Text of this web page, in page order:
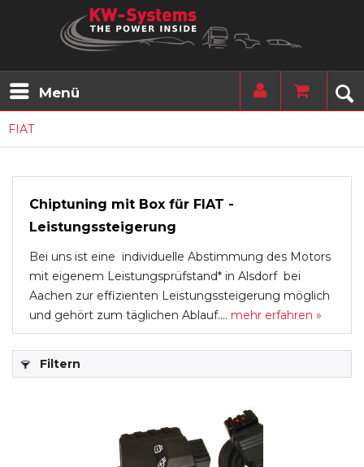
Menü
FIAT
Chiptuning mit Box für FIAT -
Leistungssteigerung
Bei uns ist eine individuelle Abstimmung des Motors
mit eigenem Leistungsprüfstand* in Alsdorf bei
Aachen zur effizienten Leistungssteigerung möglich
und gehört zum täglichen Ablauf.... mehr erfahren »
Filtern